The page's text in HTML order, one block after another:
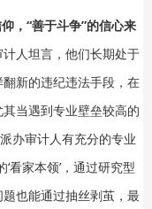
，“善于斗争”的信心来
人坦言，他们长期处于
新的违纪违法手段，在
当遇到专业壁垒较高的
办审计人有充分的专业
看家本领’，通过研究型
也能通过抽丝剥茧，最